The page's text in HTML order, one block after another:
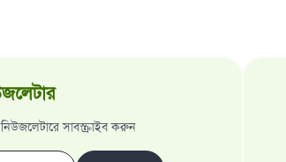
সাবস্ক্রাইব করুন